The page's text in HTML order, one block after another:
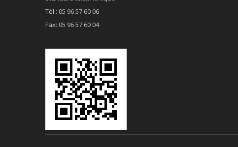
Tél : 05 96 57 60 06
Fax: 05 96 57 60 04